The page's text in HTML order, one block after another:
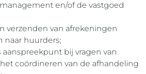
en/of de vastgoed
verzenden van afrekeningen
naar huurders;
aanspreekpunt bij vragen van
coördineren van de afhandeling